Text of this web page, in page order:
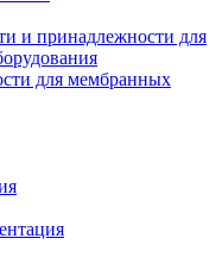
и принадлежности для
для мембранных